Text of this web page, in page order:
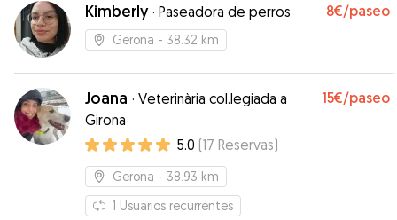
Kimberly · Paseadora de perros 8€/paseo
Gerona - 38.32 km
Joana · Veterinària col.legiada a
Girona
15€/paseo
5.0 (17 Reservas)
Gerona - 38.93 km
1 Usuarios recurrentes